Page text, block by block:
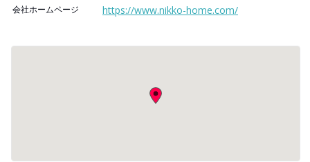
会社ホームページ https://www.nikko-home.com/